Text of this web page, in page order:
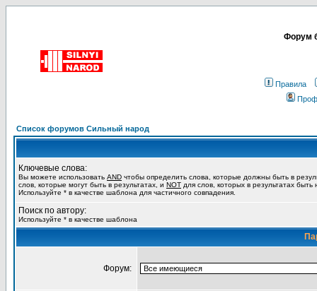
Форум
Правила
Список форумов Сильный народ
Ключевые слова:
Вы можете использовать AND чтобы определить слова, которые должны быть в
слов, которые могут быть в результатах, и NOT для слов, которых в результатах
Используйте * в качестве шаблона для частичного совпадения.
Поиск по автору:
Используйте * в качестве шаблона
Форум: